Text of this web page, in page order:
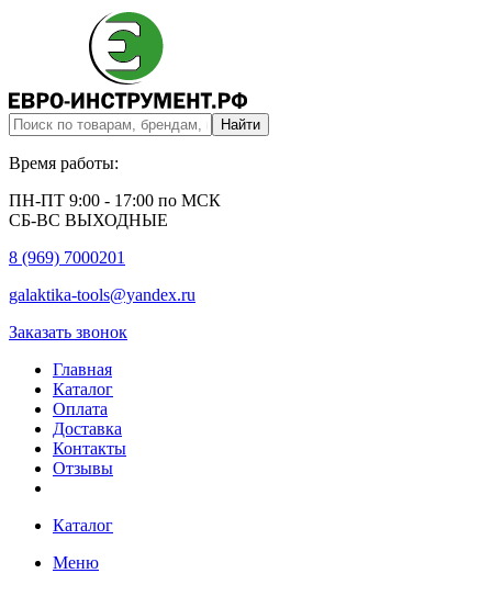
Время работы:
ПН-ПТ 9:00 - 17:00 по МСК
СБ-ВС ВЫХОДНЫЕ
8 (969) 7000201
galaktika-tools@yandex.ru
Заказать звонок
Главная
Каталог
Оплата
Доставка
Контакты
Отзывы
Каталог
Меню